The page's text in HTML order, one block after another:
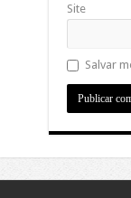
Site
Salvar